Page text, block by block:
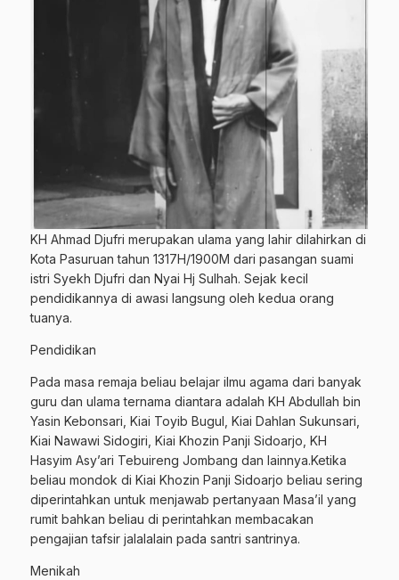
KH Ahmad Djufri merupakan ulama yang lahir dilahirkan di
Kota Pasuruan tahun 1317H/1900M dari pasangan suami
istri Syekh Djufri dan Nyai Hj Sulhah. Sejak kecil
pendidikannya di awasi langsung oleh kedua orang
tuanya.
Pendidikan
Pada masa remaja beliau belajar ilmu agama dari banyak
guru dan ulama ternama diantara adalah KH Abdullah bin
Yasin Kebonsari, Kiai Toyib Bugul, Kiai Dahlan Sukunsari,
Kiai Nawawi Sidogiri, Kiai Khozin Panji Sidoarjo, KH
Hasyim Asy’ari Tebuireng Jombang dan lainnya.Ketika
beliau mondok di Kiai Khozin Panji Sidoarjo beliau sering
diperintahkan untuk menjawab pertanyaan Masa’il yang
rumit bahkan beliau di perintahkan membacakan
pengajian tafsir jalalalain pada santri santrinya.
Menikah